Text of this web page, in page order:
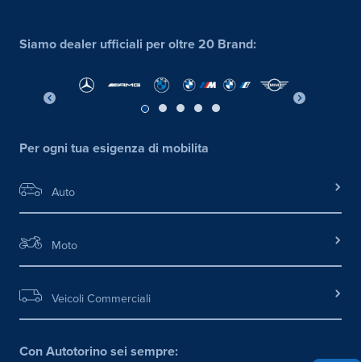
Siamo dealer ufficiali per oltre 20 Brand:
Per ogni tua esigenza di mobilita
Auto
Moto
Veicoli Commerciali
Con Autotorino sei sempre: